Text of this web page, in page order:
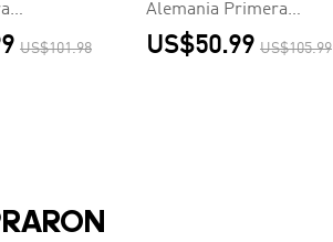
del
Mujer -
US$101.98
Alemania Primera
Equipación
US$50.99 US$105.99